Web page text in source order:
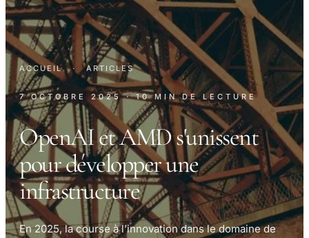
ACCUEIL · ARTICLES
7 OCTOBRE 2025 · 10 MIN DE LECTURE
OpenAI et AMD s'unissent
pour développer une
infrastructure
En 2025, la course à l’innovation dans le domaine de